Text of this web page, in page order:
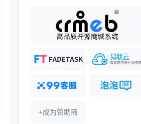
+成为赞助商